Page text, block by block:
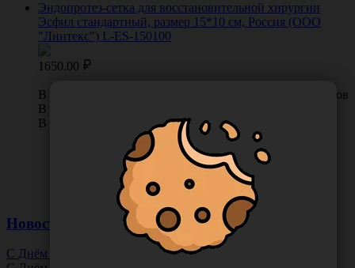
Эндопротез-сетка для восстановительной хирургии
Эсфил стандартный, размер 15*10 см, Россия (ООО
"Линтекс") L-ES-150100
1650.00
0 отзывов
В КОРЗИНУ
В наличии во Владивостоке 3 шт.
В наличии в Хабаровске 0 шт.
Новости
С Днём Офтальмолога!